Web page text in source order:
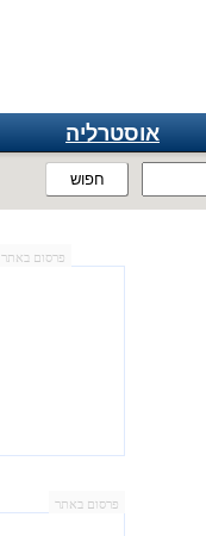
חפוש
אוסטרליה
פרסום באתר
פרסום באתר